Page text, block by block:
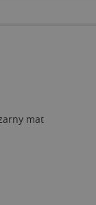
mat